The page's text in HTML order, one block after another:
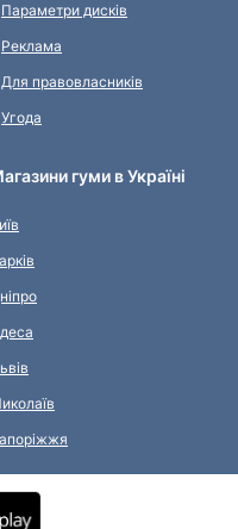
Параметри дисків
Реклама
Для правовласників
Угода
гуми в Україні